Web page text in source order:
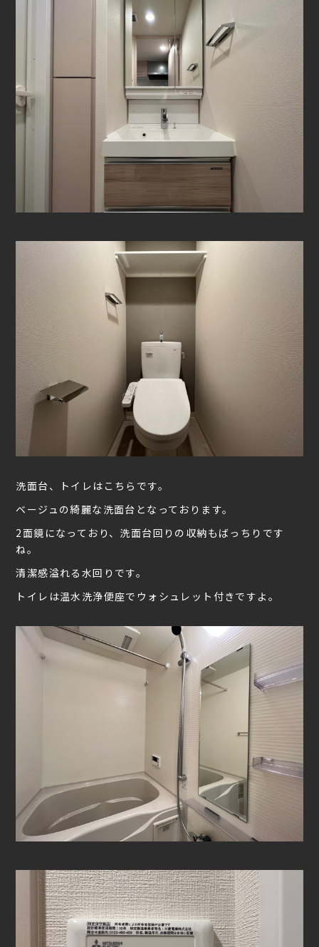
洗面台、トイレはこちらです。
ベージュの綺麗な洗面台となっております。
2面鏡になっており、洗面台回りの収納もばっちりです
ね。
清潔感溢れる水回りです。
トイレは温水洗浄便座でウォシュレット付きですよ。